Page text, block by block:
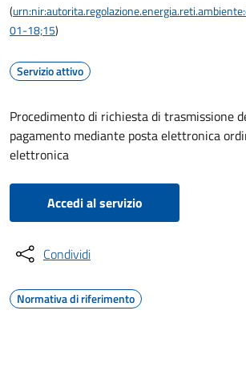
(
01-18;15)
Servizio attivo
Procedimento di richiesta di trasmissione
pagamento mediante posta elettronica
elettronica
Accedi al servizio
Condividi
Normativa di riferimento